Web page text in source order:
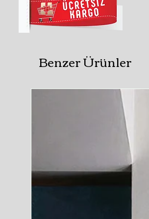
Benzer Ürünler